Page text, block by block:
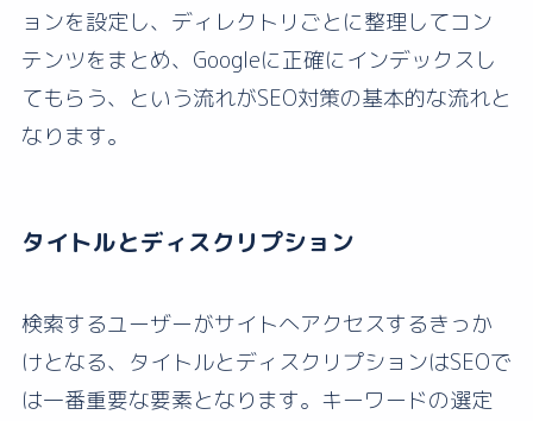
ョンを設定し、ディレクトリごとに整理してコン
テンツをまとめ、Googleに正確にインデックスし
てもらう、という流れがSEO対策の基本的な流れと
なります。
タイトルとディスクリプション
検索するユーザーがサイトへアクセスするきっか
けとなる、タイトルとディスクリプションはSEOで
は一番重要な要素となります。キーワードの選定